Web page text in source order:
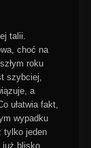
talii.
choć na
roku
szybciej,
a
ułatwia fakt,
wypadku
tylko jeden
już blisko,